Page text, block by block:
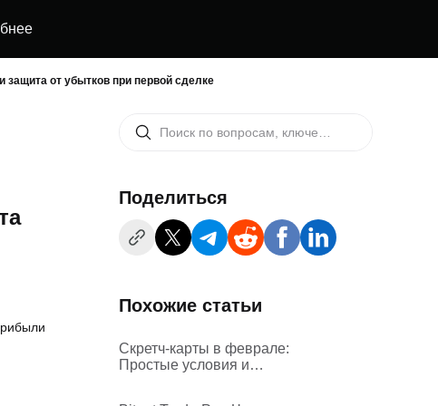
от убытков при первой сделке
Поделиться
Похожие статьи
Скретч-карты в феврале:
Простые условия и